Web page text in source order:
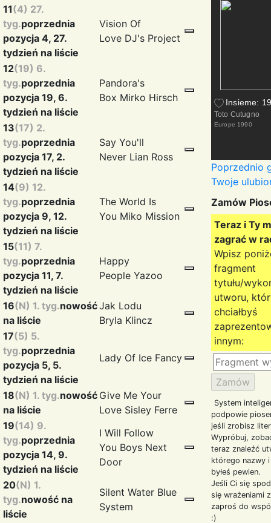
11(4) 27.
tyg.poprzednia
pozycja 4, 27.
tydzień na liście
Vision Of
Love DJ's Project
12(19) 6.
tyg.poprzednia
pozycja 19, 6.
tydzień na liście
Pandora's
Box Mirko Hirsch
13(17) 2.
tyg.poprzednia
pozycja 17, 2.
tydzień na liście
Say You'll
Never Lian Ross
14(9) 12.
tyg.poprzednia
pozycja 9, 12.
tydzień na liście
The World Is
You Miko Mission
15(11) 7.
tyg.poprzednia
pozycja 11, 7.
tydzień na liście
Happy
People Yazoo
16(N) 1. tyg.nowość
na liście
Jak Lodu
Bryla Klincz
17(5) 5.
tyg.poprzednia
pozycja 5, 5.
tydzień na liście
Lady Of Ice Fancy
18(N) 1. tyg.nowość
na liście
Give Me Your
Love Sisley Ferre
19(14) 9.
tyg.poprzednia
pozycja 14, 9.
tydzień na liście
I Will Follow
You Boys Next
Door
20(N) 1.
tyg.nowość na
liście
Silent Water Blue
System
Insieme:
Toto Cutugno
Europe 1990
Poprzednio
Twoje
Zamów
Teraz i Ty
zagrać w
Wpisz
fragment
tytułu/
utworu,
chciałbyś
innym:
System
podpowie
jeśli zrobisz
Wypróbuj,
teraz znaleźć
którego nazwy
byłeś pewien.
Jeśli Ci się
się wrażeniami
zaproś do
:)